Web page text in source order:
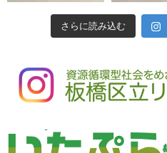
さらに読み込む